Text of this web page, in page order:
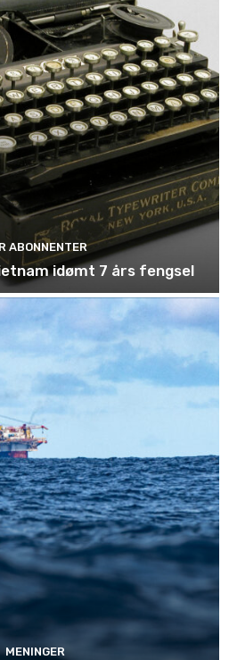
ABONNENTER
idømt 7 års fengsel
MENINGER